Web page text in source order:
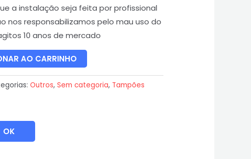
a instalação seja feita por profissional
nos responsabilizamos pelo mau uso do
10 anos de mercado
AO CARRINHO
Outros, Sem categoria, Tampões
OK